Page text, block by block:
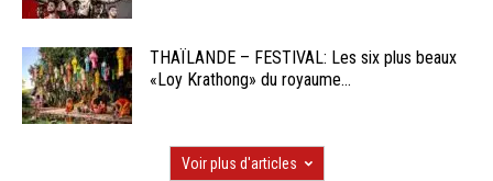
THAÏLANDE – FESTIVAL: Les six plus beaux
«Loy Krathong» du royaume...
Voir plus d'articles